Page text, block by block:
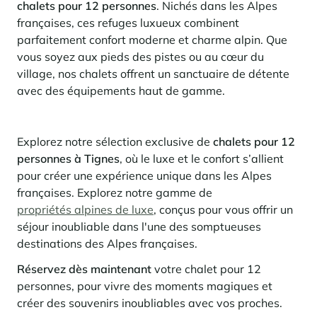
Résidences
Collections
Voir tous nos séjours
SERVICES
Niveaux de services
Pass conciergerie
Louer mon bien
Besoin d'inspiration ?
Questions fréquentes
En savoir plus
Un cadre ensoleillé où nature et douceur de vivre se
rencontrent
En savoir plus
Découvrir La Rosière
Un cadre ensoleillé où nature et douceur de vivre se
rencontrent
En savoir plus
En savoir plus
Panorama 2026
Etude annuelle de l'immobilier de montagne par Cimalpes
En savoir plus
Courchevel Le Praz
Courchevel Moriond
Courchevel Village
Crest-Voland
Les Saisies
Les Menuires
Megève
Méribel
Méribel Village
Morzine
Saint-Gervais Mont-Blanc
En savoir plus
Propriétaires
Expertise marché
Le Kandahar
Résidence exclusive à Val d'Isère
En savoir plus
En savoir plus
Gérer mon bien
Nos honoraires
Questions fréquentes
Cimalpes vous accompagne à chaque étape
Estimez votre bien sans engagements avec nos outils
En savoir plus
Conseils immobiliers
Rénover, réhabiliter, rentabiliser
Face à un parc vieillissant et à une construction neuve ralentie, la
rénovation et la réhabilitation deviennent une stratégie gagnante
chalets pour 12 personnes. Nichés dans les Alpes
françaises, ces refuges luxueux combinent
parfaitement confort moderne et charme alpin. Que
vous soyez aux pieds des pistes ou au cœur du
village, nos chalets offrent un sanctuaire de détente
avec des équipements haut de gamme.
Explorez notre sélection exclusive de chalets pour 12
personnes à Tignes, où le luxe et le confort s’allient
pour créer une expérience unique dans les Alpes
françaises. Explorez notre gamme de
propriétés alpines de luxe, conçus pour vous offrir un
séjour inoubliable dans l'une des somptueuses
destinations des Alpes françaises.
Réservez dès maintenant votre chalet pour 12
personnes, pour vivre des moments magiques et
créer des souvenirs inoubliables avec vos proches.